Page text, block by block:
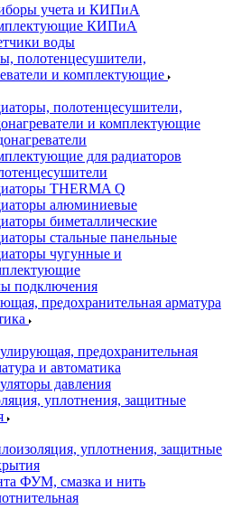
учета и КИПиА
КИПиА
воды
полотенцесушители,
и комплектующие
полотенцесушители,
и комплектующие
для радиаторов
THERMA Q
алюминиевые
биметаллические
стальные панельные
чугунные и
подключения
предохранительная арматура
предохранительная
и автоматика
давления
уплотнения, защитные
уплотнения, защитные
ФУМ, смазка и нить